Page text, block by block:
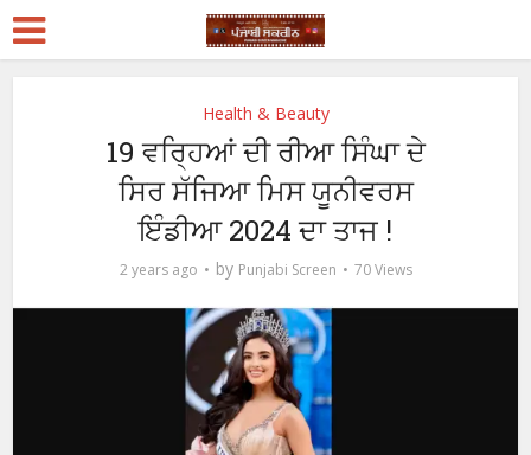
Health & Beauty
19 ਵਰ੍ਹਿਆਂ ਦੀ ਰੀਆ ਸਿੰਘਾ ਦੇ
ਸਿਰ ਸੱਜਿਆ ਮਿਸ ਯੂਨੀਵਰਸ
ਇੰਡੀਆ 2024 ਦਾ ਤਾਜ !
2 years ago by Punjabi Screen 70 Views